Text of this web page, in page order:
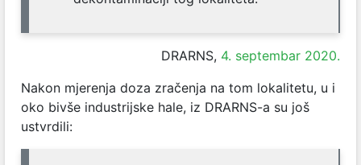
DRARNS, 4. septembar 2020.
Nakon mjerenja doza zračenja na tom lokalitetu, u i
oko bivše industrijske hale, iz DRARNS-a su još
ustvrdili: